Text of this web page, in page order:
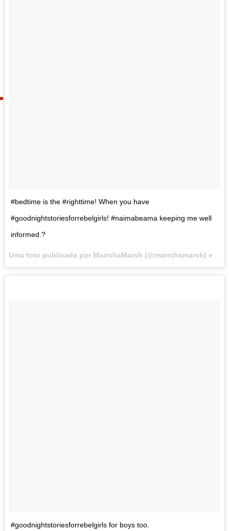
#bedtime is the #righttime! When you have
#goodnightstoriesforrebelgirls! #naimabeama keeping me well
informed.?
#goodnightstoriesforrebelgirls for boys too.